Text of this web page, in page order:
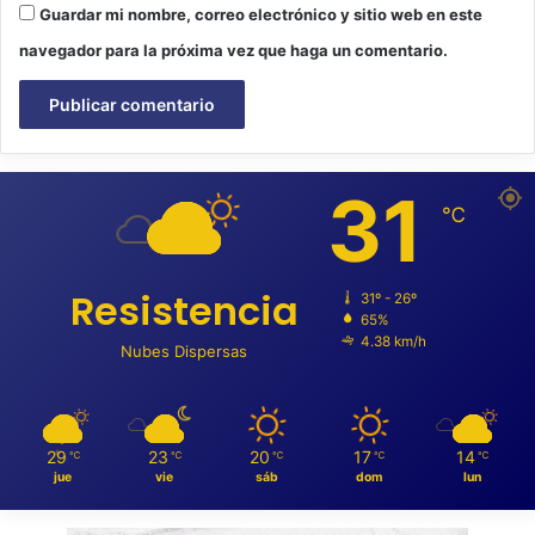
Guardar mi nombre, correo electrónico y sitio web en este
navegador para la próxima vez que haga un comentario.
Resistencia
Nubes Dispersas
31 ℃
31º - 26º
65%
4.38 km/h
29 ℃
jue
23 ℃
vie
20 ℃
sáb
17 ℃
dom
14 ℃
lun